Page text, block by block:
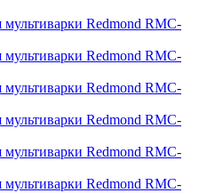
мультиварки Redmond RMC-
мультиварки Redmond RMC-
мультиварки Redmond RMC-
мультиварки Redmond RMC-
мультиварки Redmond RMC-
мультиварки Redmond RMC-